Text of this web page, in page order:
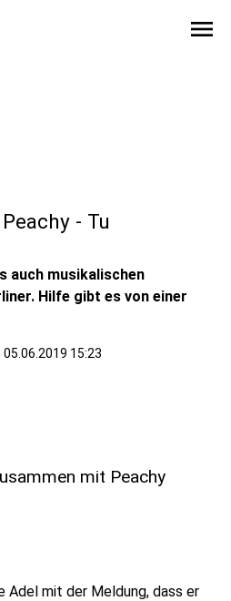
menu
- Tu
auch musikalischen
Hilfe gibt es von einer
15:23
mit Peachy
Adel mit der Meldung, dass er